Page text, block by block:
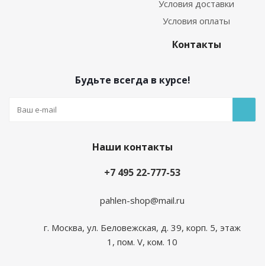
Условия доставки
Условия оплаты
Контакты
Будьте всегда в курсе!
Наши контакты
+7 495 22-777-53
pahlen-shop@mail.ru
г. Москва, ул. Беловежская, д. 39, корп. 5, этаж
1, пом. V, ком. 10